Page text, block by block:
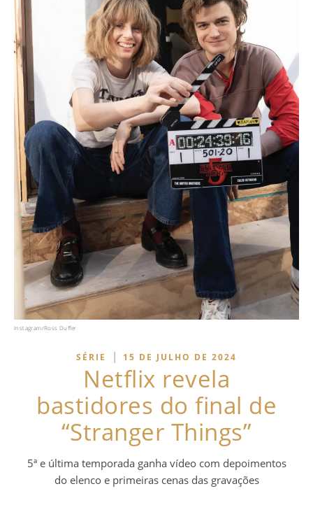
Instagram/Ross Duffer
SÉRIE | 15 DE JULHO DE 2024
Netflix revela
bastidores do final de
“Stranger Things”
5ª e última temporada ganha vídeo com depoimentos
do elenco e primeiras cenas das gravações